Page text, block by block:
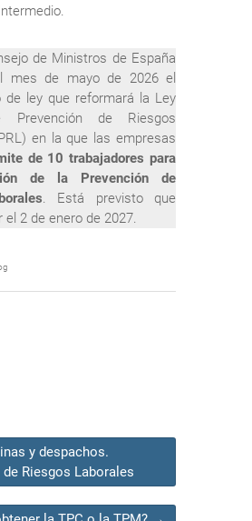
de Ministros de España
mes de mayo de 2026 el
de ley que reformará la Ley
Prevención de Riesgos
en la que las empresas
de 10 trabajadores para
de la Prevención de
. Está previsto que
el 2 de enero de 2027.
y despachos.
de Riesgos Laborales